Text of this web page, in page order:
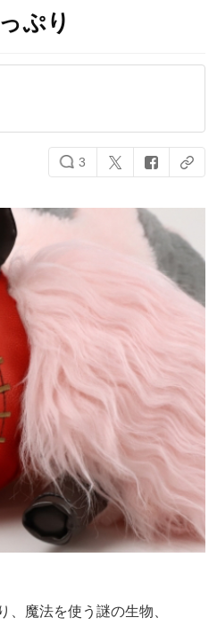
ぷり
3
、魔法を使う謎の生物、